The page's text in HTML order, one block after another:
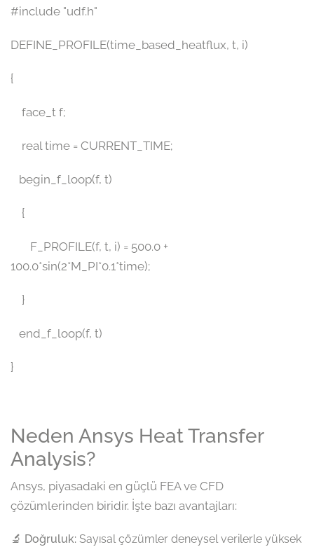
#include "udf.h"
DEFINE_PROFILE(time_based_heatflux, t, i)
{
face_t f;
real time = CURRENT_TIME;
begin_f_loop(f, t)
{
F_PROFILE(f, t, i) = 500.0 +
100.0*sin(2*M_PI*0.1*time);
}
end_f_loop(f, t)
}
Neden Ansys Heat Transfer
Analysis?
Ansys, piyasadaki en güçlü FEA ve CFD
çözümlerinden biridir. İşte bazı avantajları:
🔬 Doğruluk: Sayısal çözümler deneysel verilerle yüksek